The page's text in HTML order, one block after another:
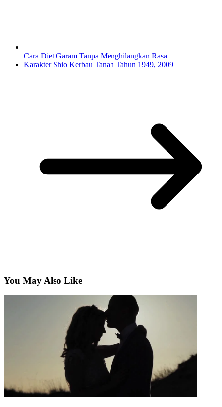
Cara Diet Garam Tanpa Menghilangkan Rasa
Karakter Shio Kerbau Tanah Tahun 1949, 2009
You May Also Like